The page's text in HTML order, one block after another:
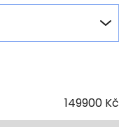
149900 Kč